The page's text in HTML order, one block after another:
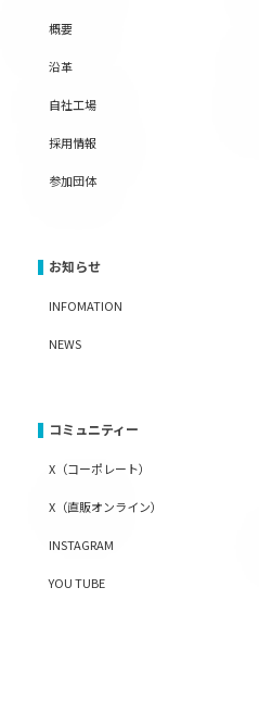
概要
沿革
自社工場
採用情報
参加団体
お知らせ
INFOMATION
NEWS
コミュニティー
X（コーポレート）
X（直販オンライン）
INSTAGRAM
YOU TUBE